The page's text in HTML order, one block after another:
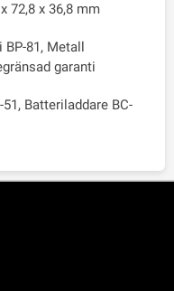
72,8 x 36,8 mm
81, Metall
garanti
Batteriladdare BC-